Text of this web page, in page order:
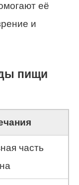
её
и
пищи
часть